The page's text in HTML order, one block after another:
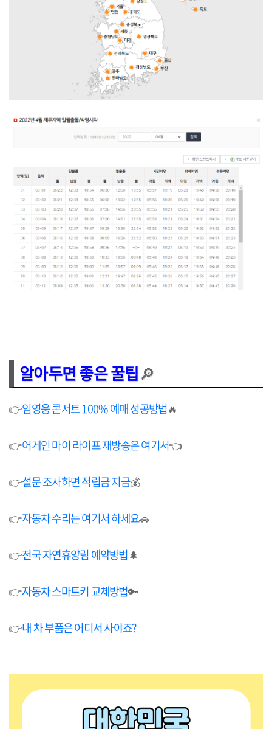
알아두면 좋은 꿀팁🔎
👉임영웅 콘서트 100% 예매 성공방법🔥
👉어게인 마이 라이프 재방송은 여기서👈
👉설문 조사하면 적립금 지금💰
👉자동차 수리는 여기서 하세요🚗
👉전국 자연휴양림 예약방법🌲
👉자동차 스마트키 교체방법🔑
👉내 차 부품은 어디서 사야죠?